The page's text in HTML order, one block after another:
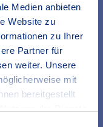
Medien anbieten
Website zu
zu Ihrer
Partner für
weiter. Unsere
mit
bereitgestellt